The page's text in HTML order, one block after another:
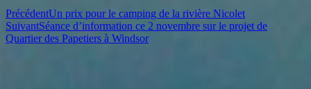
PrécédentUn prix pour le camping de la rivière Nicolet
SuivantSéance d’information ce 2 novembre sur le projet de
Quartier des Papetiers à Windsor